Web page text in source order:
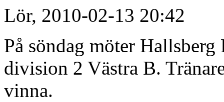
Lör, 2010-02-13 20:42
På söndag möter
division 2 Västra B.
vinna.